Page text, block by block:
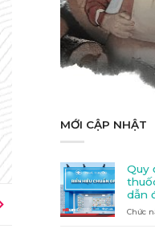
MỚI CẬP NHẬT
Quy
dẫn
Chức